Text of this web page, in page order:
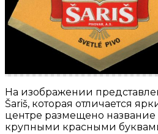
На изображении
Šariš, которая отличается
центре размещено
крупными красными